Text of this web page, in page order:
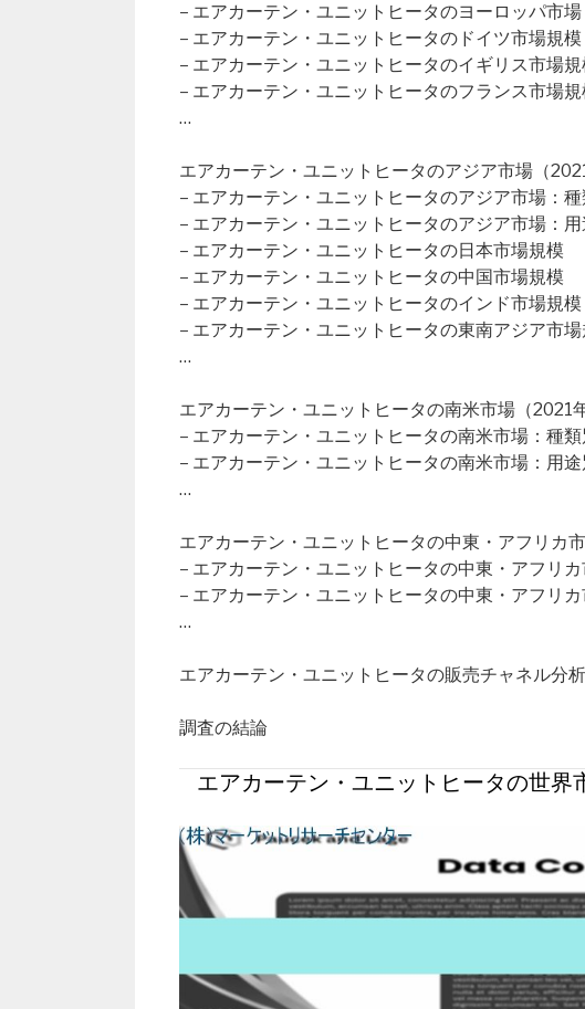
– エアカーテン・ユニットヒータのヨーロッパ市
– エアカーテン・ユニットヒータのドイツ市場規模
– エアカーテン・ユニットヒータのイギリス市場規
– エアカーテン・ユニットヒータのフランス市場規
…
エアカーテン・ユニットヒータのアジア市場（
– エアカーテン・ユニットヒータのアジア市場：種
– エアカーテン・ユニットヒータのアジア市場：用
– エアカーテン・ユニットヒータの日本市場規模
– エアカーテン・ユニットヒータの中国市場規模
– エアカーテン・ユニットヒータのインド市場規模
– エアカーテン・ユニットヒータの東南アジア市場
…
エアカーテン・ユニットヒータの南米市場（2021
– エアカーテン・ユニットヒータの南米市場：種類
– エアカーテン・ユニットヒータの南米市場：用途
…
エアカーテン・ユニットヒータの中東・アフリカ
– エアカーテン・ユニットヒータの中東・アフリ
– エアカーテン・ユニットヒータの中東・アフリ
…
エアカーテン・ユニットヒータの販売チャネル分析
調査の結論
エアカーテン・ユニットヒータの世界